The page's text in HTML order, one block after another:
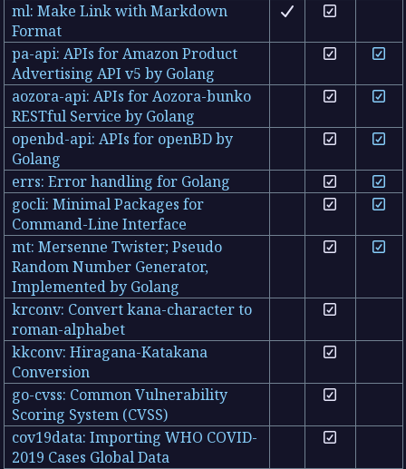
ml: Make Link with Markdown
Format
pa-api: APIs for Amazon Product
Advertising API v5 by Golang
aozora-api: APIs for Aozora-bunko
RESTful Service by Golang
openbd-api: APIs for openBD by
Golang
errs: Error handling for Golang
gocli: Minimal Packages for
Command-Line Interface
mt: Mersenne Twister; Pseudo
Random Number Generator,
Implemented by Golang
krconv: Convert kana-character to
roman-alphabet
kkconv: Hiragana-Katakana
Conversion
go-cvss: Common Vulnerability
Scoring System (CVSS)
cov19data: Importing WHO COVID-
2019 Cases Global Data